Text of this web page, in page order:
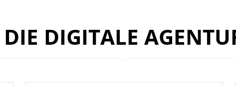
DIE DIGITALE